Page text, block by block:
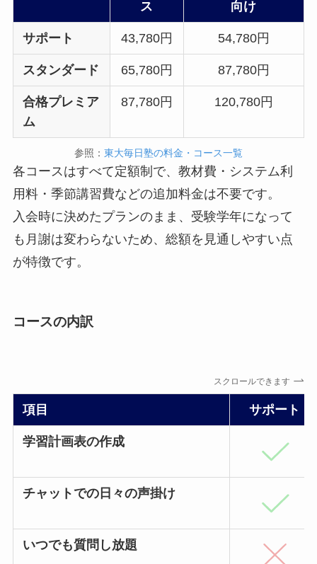
ス 向け
サポート 43,780円 54,780円
スタンダード 65,780円 87,780円
合格プレミア
ム
87,780円 120,780円
参照： 東大毎日塾の料金・コース一覧
各コースはすべて定額制で、教材費・システム利
用料・季節講習費などの追加料金は不要です。
入会時に決めたプランのまま、受験学年になって
も月謝は変わらないため、総額を見通しやすい点
が特徴です。
コースの内訳
スクロールできます
項目 サポート
学習計画表の作成
チャットでの日々の声掛け
いつでも質問し放題